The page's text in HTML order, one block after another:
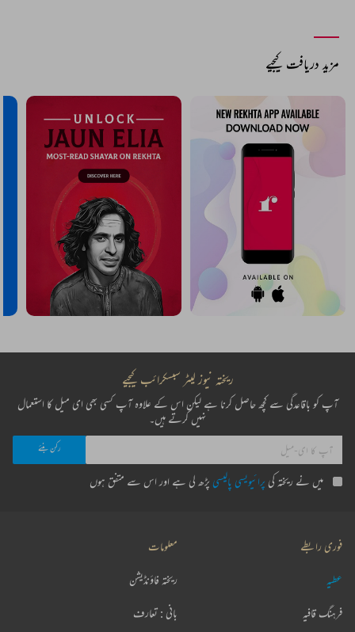
مزید دریافت کیجیے
ریختہ نیوز لیٹر سبسکرائب کیجیے
آپ کو باقاعدگی سے کچھ حاصل کرنا ہے لیکن اس کے علاوہ آپ کسی بھی ای میل کا استعمال
نہیں کرتے ہیں۔
میں نے ریختہ کی پرائیویسی پالیسی پڑھ لی ہے اور اس سے متفق ہوں
فوری رابطے
عطیہ
فرہنگ قافیہ
معلومات
ریختہ فاؤنڈیشن
بانی : تعارف